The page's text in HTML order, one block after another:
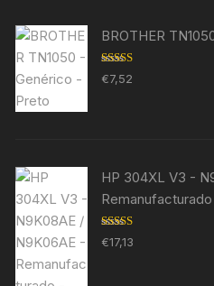
BROTHER
Avaliação
5.00de 5
€7,52
HP 304XL V3 -
Avaliação
5.00 de 5
€17,13